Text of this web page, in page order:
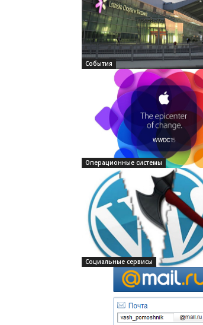
События
Операционные системы
Социальные сервисы